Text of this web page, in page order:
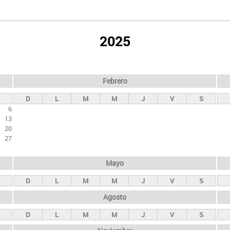
2025
6
13
20
27
Febrero
D L M M J V S
Mayo
D L M M J V S
Agosto
D L M M J V S